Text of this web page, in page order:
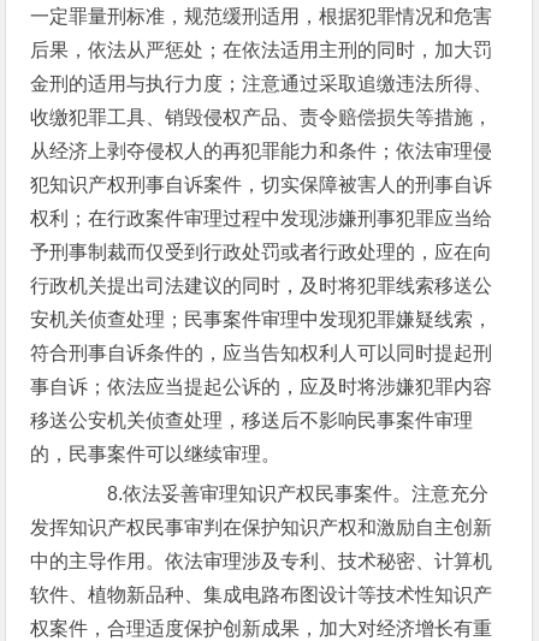
一定罪量刑标准，规范缓刑适用，根据犯罪情况和危害
后果，依法从严惩处；在依法适用主刑的同时，加大罚
金刑的适用与执行力度；注意通过采取追缴违法所得、
收缴犯罪工具、销毁侵权产品、责令赔偿损失等措施，
从经济上剥夺侵权人的再犯罪能力和条件；依法审理侵
犯知识产权刑事自诉案件，切实保障被害人的刑事自诉
权利；在行政案件审理过程中发现涉嫌刑事犯罪应当给
予刑事制裁而仅受到行政处罚或者行政处理的，应在向
行政机关提出司法建议的同时，及时将犯罪线索移送公
安机关侦查处理；民事案件审理中发现犯罪嫌疑线索，
符合刑事自诉条件的，应当告知权利人可以同时提起刑
事自诉；依法应当提起公诉的，应及时将涉嫌犯罪内容
移送公安机关侦查处理，移送后不影响民事案件审理
的，民事案件可以继续审理。
8.依法妥善审理知识产权民事案件。注意充分
发挥知识产权民事审判在保护知识产权和激励自主创新
中的主导作用。依法审理涉及专利、技术秘密、计算机
软件、植物新品种、集成电路布图设计等技术性知识产
权案件，合理适度保护创新成果，加大对经济增长有重